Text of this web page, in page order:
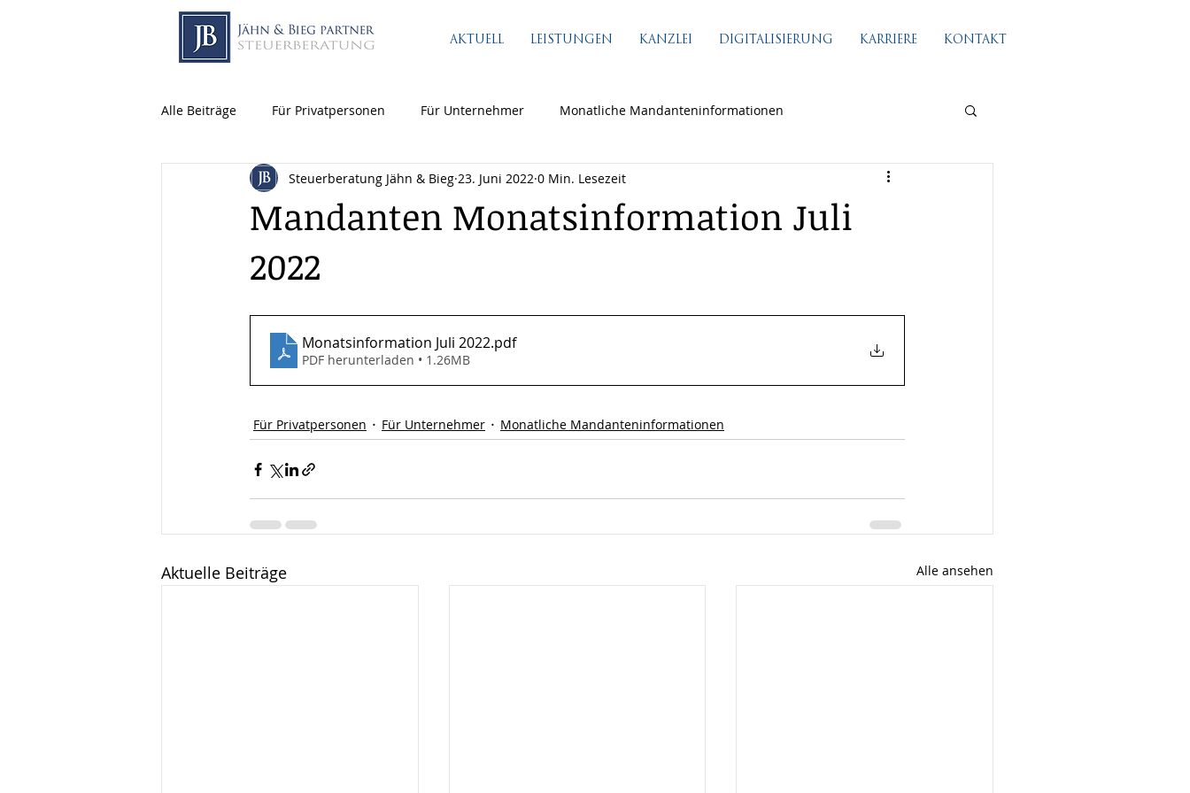
AKTUELL LEISTUNGEN KANZLEI DIGITALISIERUNG KARRIERE KONTAKT
Alle Beiträge Für Privatpersonen Für Unternehmer Monatliche Mandanteninformationen
Mandanten Monatsinformation Juli
2022
Steuerberatung Jähn & Bieg 23. Juni 2022 0 Min. Lesezeit
Monatsinformation Juli 2022.pdf
PDF herunterladen • 1.26MB
Für Privatpersonen Für Unternehmer Monatliche Mandanteninformationen
Aktuelle Beiträge Alle ansehen